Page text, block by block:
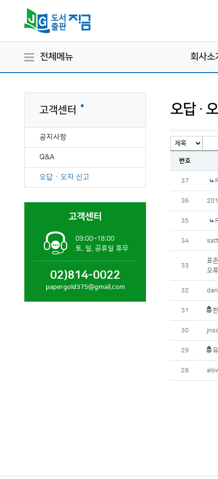
전체메뉴 회사소
고객센터
공지사항
Q&A
오답 · 오자 신고
고객센터
09:00~18:00
토, 일, 공휴일 휴무
02)814-0022
papergold375@gmail.com
오답 ·
번호
37
36
35
34
33
표
오류
32
31
30
29
28